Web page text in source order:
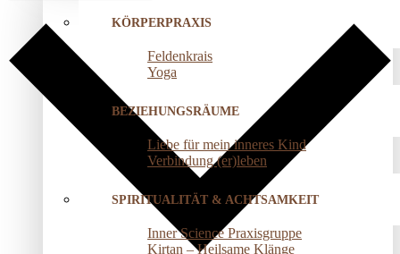
KÖRPERPRAXIS
Feldenkrais
Yoga
BEZIEHUNGSRÄUME
Liebe für mein inneres Kind
Verbindung (er)leben
SPIRITUALITÄT & ACHTSAMKEIT
Inner Science Praxisgruppe
Kirtan – Heilsame Klänge